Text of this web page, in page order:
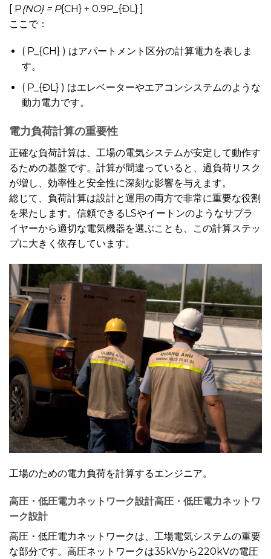
[ P{NO} = P{CH} + 0.9P_{ĐL} ]
ここで：
( P_{CH} ) はアパートメント区分の計算電力を表しま
す。
( P_{ĐL} ) はエレベーターやエアコンシステムのような
動力電力です。
電力負荷計算の重要性
正確な負荷計算は、工場の電気システムが安定して動作す
るための基盤です。計算が間違っていると、過負荷リスク
が増し、効率性と安全性に深刻な影響を与えます。
総じて、負荷計算は設計と運用の両方で非常に重要な役割
を果たします。信頼できるLSやイートンのようなサプラ
イヤーから適切な電気機器を選ぶことも、この計算ステッ
プに大きく依存しています。
工場のための電力負荷を計算するエンジニア。
高圧・低圧電力ネットワーク設計高圧・低圧電力ネットワ
ーク設計
高圧・低圧電力ネットワークは、工場電気システムの重要
な部分です。高圧ネットワークは35kVから220kVの電圧